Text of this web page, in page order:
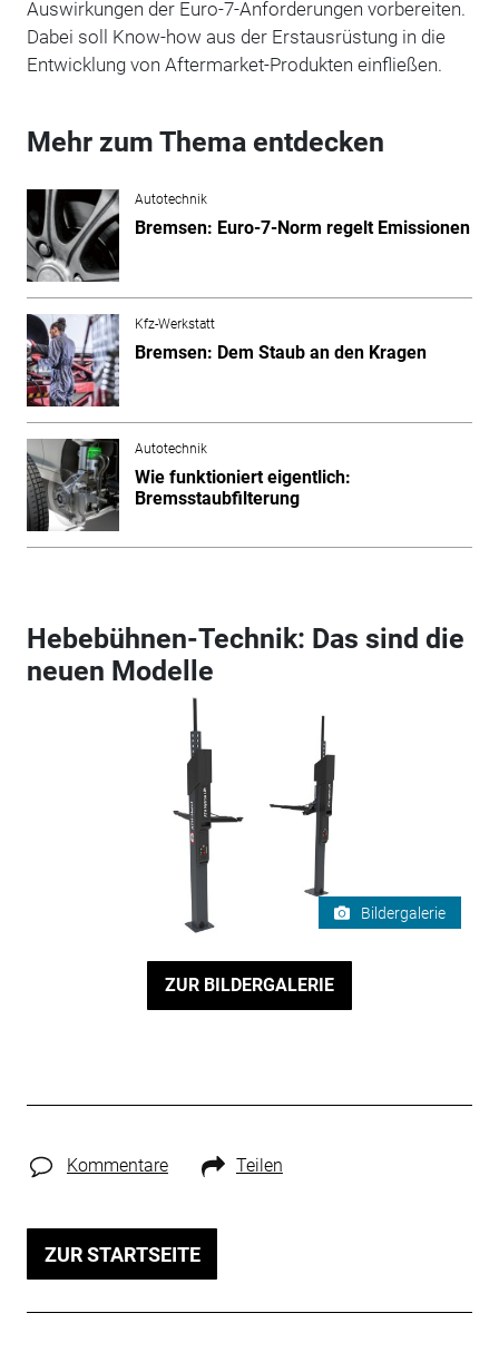
Auswirkungen der Euro-7-Anforderungen vorbereiten.
Dabei soll Know-how aus der Erstausrüstung in die
Entwicklung von Aftermarket-Produkten einfließen.
Mehr zum Thema entdecken
Autotechnik
Bremsen: Euro-7-Norm regelt Emissionen
Kfz-Werkstatt
Bremsen: Dem Staub an den Kragen
Autotechnik
Wie funktioniert eigentlich:
Bremsstaubfilterung
Hebebühnen-Technik: Das sind die
neuen Modelle
Bildergalerie
ZUR BILDERGALERIE
Kommentare Teilen
ZUR STARTSEITE